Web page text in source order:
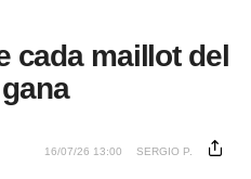
cada maillot del
16/07/26 13:00 SERGIO P.